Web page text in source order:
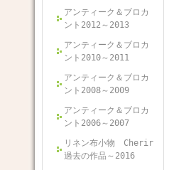
アンティーク＆ブロカ
ント2012～2013
アンティーク＆ブロカ
ント2010～2011
アンティーク＆ブロカ
ント2008～2009
アンティーク＆ブロカ
ント2006～2007
リネン布小物 Cherir
過去の作品～2016